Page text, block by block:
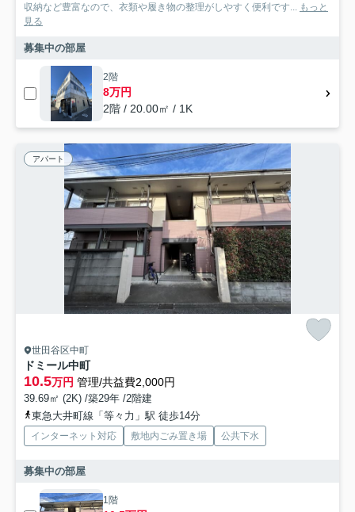
収納など豊富なので、衣類や履き物の整理がしやすく便利です... もっと
見る
募集中の部屋
2階
8万円
2階 / 20.00㎡ / 1K
アパート
世田谷区中町
ドミール中町
10.5万円 管理/共益費2,000円
39.69㎡ (2K) /築29年 /2階建
東急大井町線「等々力」駅 徒歩14分
インターネット対応 敷地内ごみ置き場 公共下水
募集中の部屋
1階